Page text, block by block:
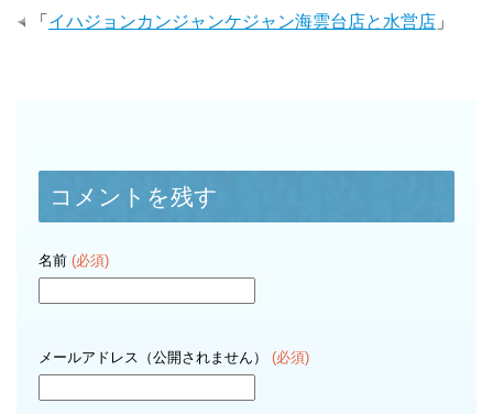
「 イハジョンカンジャンケジャン海雲台店と水営店 」
コメントを残す
名前 (必須)
メールアドレス（公開されません） (必須)